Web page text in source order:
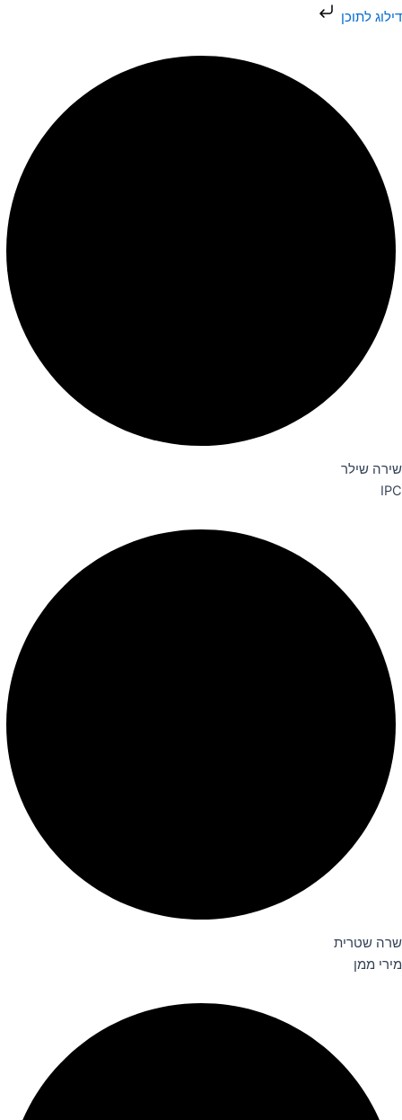
דילוג לתוכן
דילוג
שירה שילר
IPC
שרה שטרית
מירי ממן